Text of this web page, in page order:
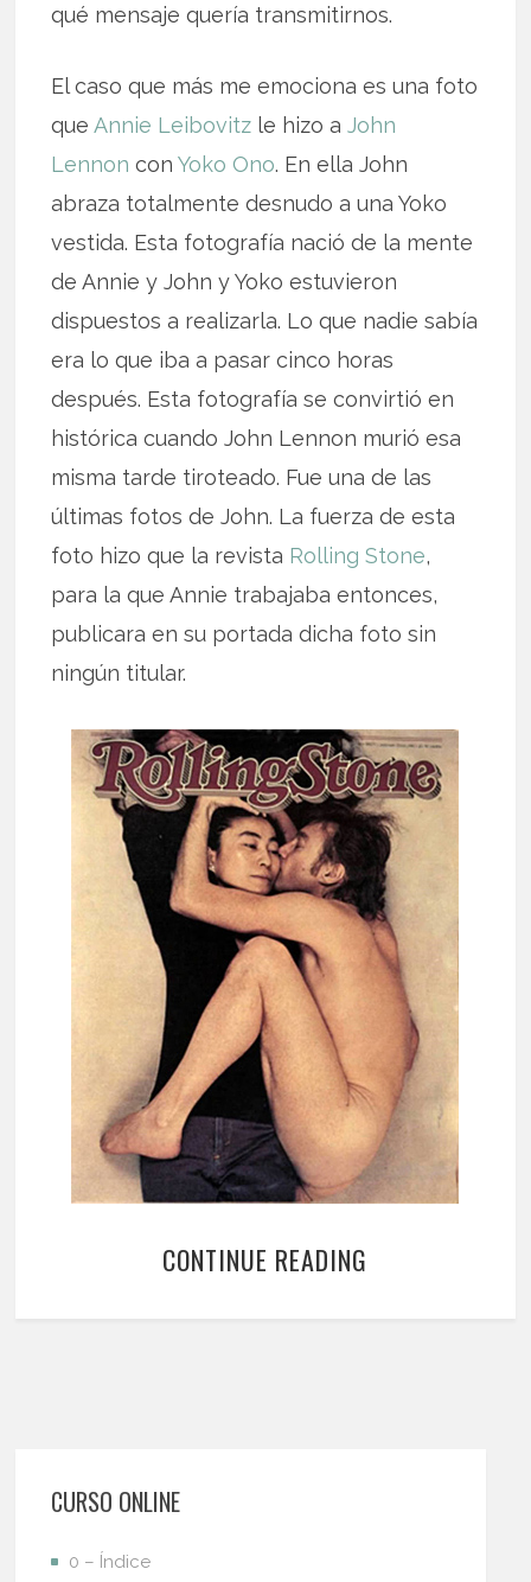
qué mensaje quería transmitirnos.
El caso que más me emociona es una foto
que Annie Leibovitz le hizo aJohn
Lennon conYoko Ono. En ella John
abraza totalmente desnudo a una Yoko
vestida. Esta fotografía nació de la mente
de Annie y John y Yoko estuvieron
dispuestos a realizarla. Lo que nadie sabía
era lo que iba a pasar cinco horas
después. Esta fotografía se convirtió en
histórica cuando John Lennon murió esa
misma tarde tiroteado. Fue una de las
últimas fotos de John. La fuerza de esta
foto hizo que la revista Rolling Stone,
para la que Annie trabajaba entonces,
publicara en su portada dicha foto sin
ningún titular.
CONTINUE READING
CURSO ONLINE
0 – Índice